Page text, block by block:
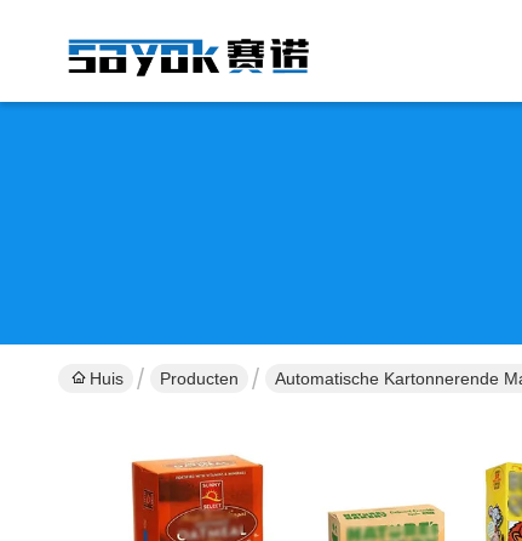
Huis Producten Automatische Kartonnerende